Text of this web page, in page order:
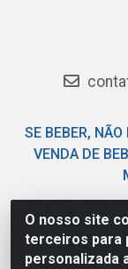
O nosso site
terceiros para
personalizada
SE BEBER,
VENDA DE
Acioly
Exposições